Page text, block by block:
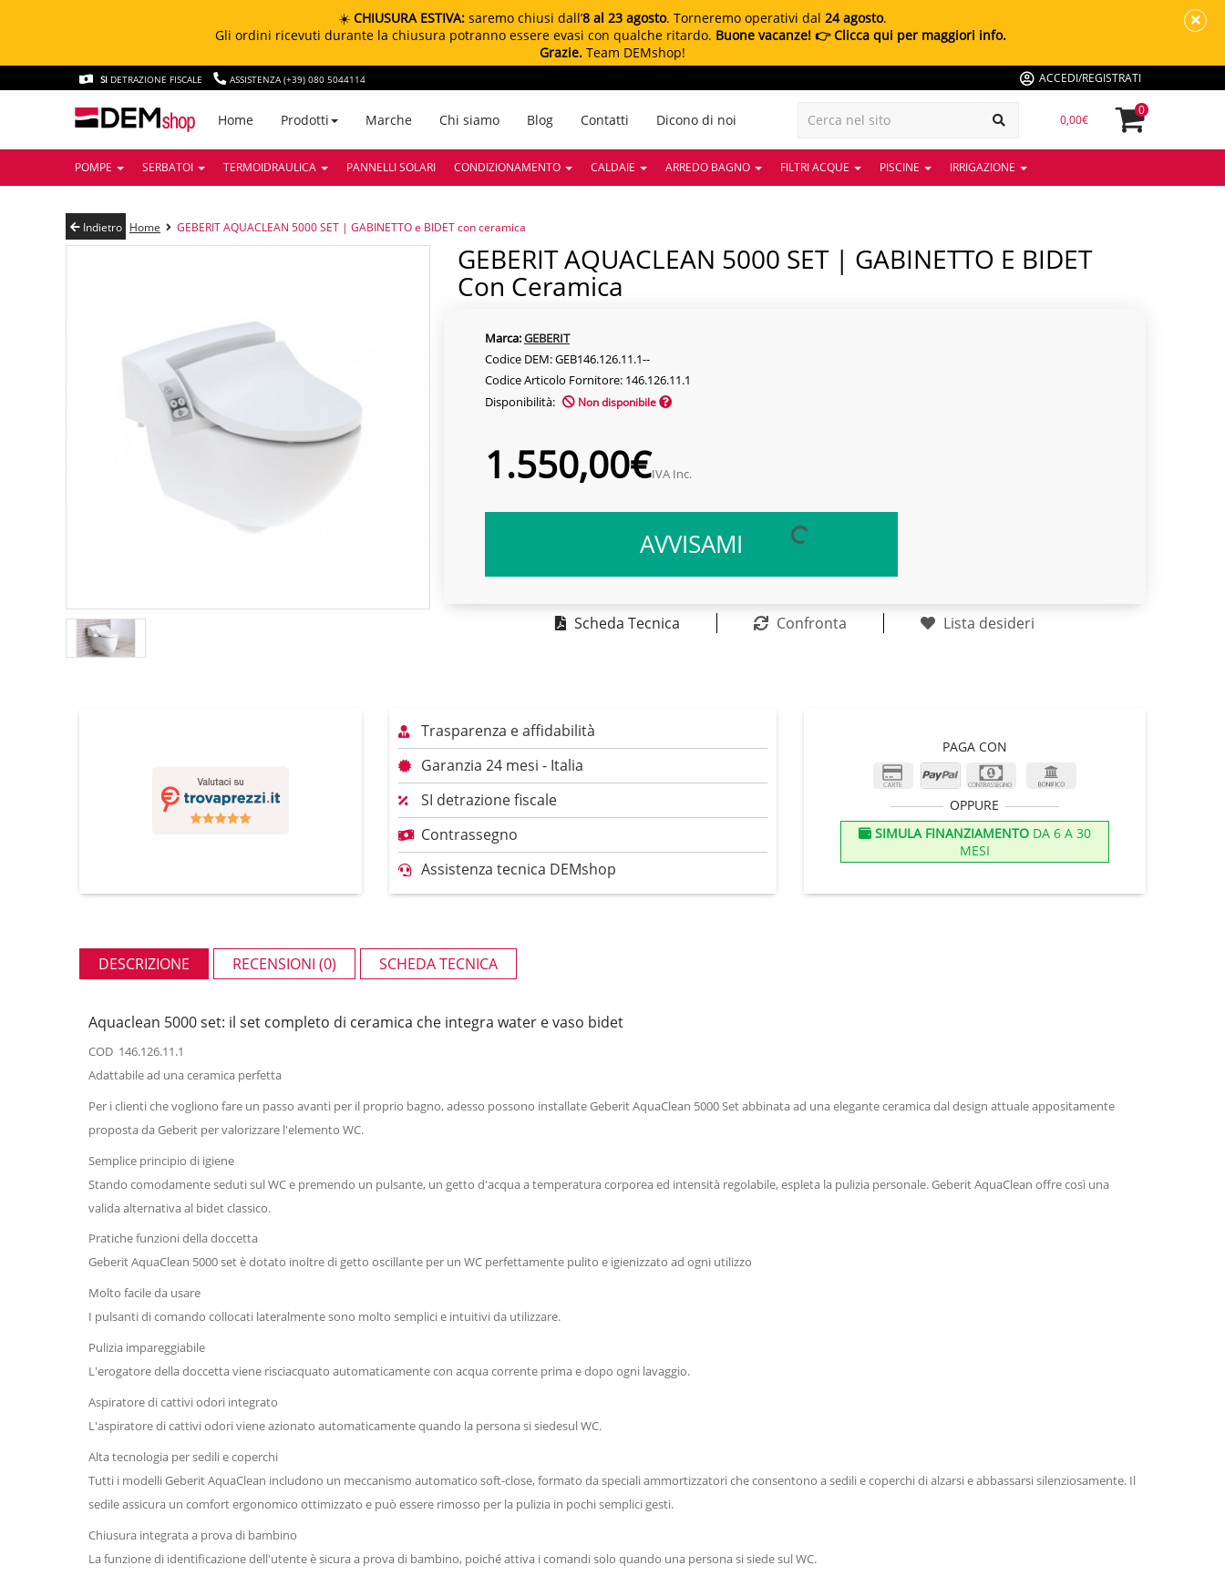
☀️ CHIUSURA ESTIVA: saremo chiusi dall’8 al 23 agosto. Torneremo operativi dal 24 agosto.
Gli ordini ricevuti durante la chiusura potranno essere evasi con qualche ritardo. Buone vacanze! 👉 Clicca qui per maggiori info.
Grazie. Team DEMshop!
SI DETRAZIONE FISCALE ASSISTENZA (+39) 080 5044114 ACCEDI/REGISTRATI
Home Prodotti Marche Chi siamo Blog Contatti Dicono di noi 0,00€
0
POMPE SERBATOI TERMOIDRAULICA PANNELLI SOLARI CONDIZIONAMENTO CALDAIE ARREDO BAGNO FILTRI ACQUE PISCINE IRRIGAZIONE
Indietro Home GEBERIT AQUACLEAN 5000 SET | GABINETTO e BIDET con ceramica
GEBERIT AQUACLEAN 5000 SET | GABINETTO E BIDET
Con Ceramica
Marca:GEBERIT
Codice DEM: GEB146.126.11.1--
Codice Articolo Fornitore: 146.126.11.1
Disponibilità:
Non disponibile
1.550,00€IVA Inc.
AVVISAMI
Scheda Tecnica Confronta Lista desideri
Trasparenza e affidabilità
Garanzia 24 mesi - Italia
SI detrazione fiscale
Contrassegno
Assistenza tecnica DEMshop
PAGA CON
OPPURE
SIMULA FINANZIAMENTODA 6 A 30
MESI
DESCRIZIONE RECENSIONI (0) SCHEDA TECNICA
Aquaclean 5000 set: il set completo di ceramica che integra water e vaso bidet
COD 146.126.11.1
Adattabile ad una ceramica perfetta
Per i clienti che vogliono fare un passo avanti per il proprio bagno, adesso possono installate Geberit AquaClean 5000 Set abbinata ad una elegante ceramica dal design attuale appositamente
proposta da Geberit per valorizzare l'elemento WC.
Semplice principio di igiene
Stando comodamente seduti sul WC e premendo un pulsante, un getto d'acqua a temperatura corporea ed intensità regolabile, espleta la pulizia personale. Geberit AquaClean offre così una
valida alternativa al bidet classico.
Pratiche funzioni della doccetta
Geberit AquaClean 5000 set è dotato inoltre di getto oscillante per un WC perfettamente pulito e igienizzato ad ogni utilizzo
Molto facile da usare
I pulsanti di comando collocati lateralmente sono molto semplici e intuitivi da utilizzare.
Pulizia impareggiabile
L'erogatore della doccetta viene risciacquato automaticamente con acqua corrente prima e dopo ogni lavaggio.
Aspiratore di cattivi odori integrato
L'aspiratore di cattivi odori viene azionato automaticamente quando la persona si siedesul WC.
Alta tecnologia per sedili e coperchi
Tutti i modelli Geberit AquaClean includono un meccanismo automatico soft-close, formato da speciali ammortizzatori che consentono a sedili e coperchi di alzarsi e abbassarsi silenziosamente. Il
sedile assicura un comfort ergonomico ottimizzato e può essere rimosso per la pulizia in pochi semplici gesti.
Chiusura integrata a prova di bambino
La funzione di identificazione dell'utente è sicura a prova di bambino, poiché attiva i comandi solo quando una persona si siede sul WC.